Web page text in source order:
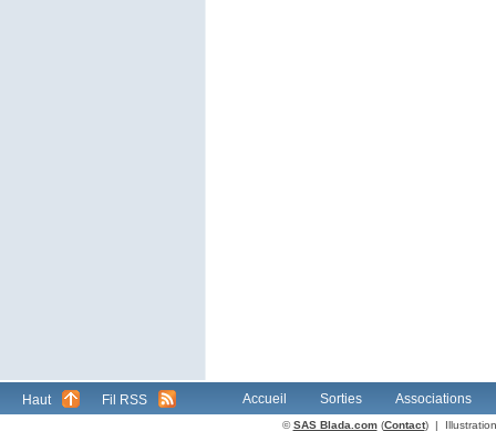
Haut Fil RSS Accueil Sorties Associations
©SAS Blada.com(Contact) |